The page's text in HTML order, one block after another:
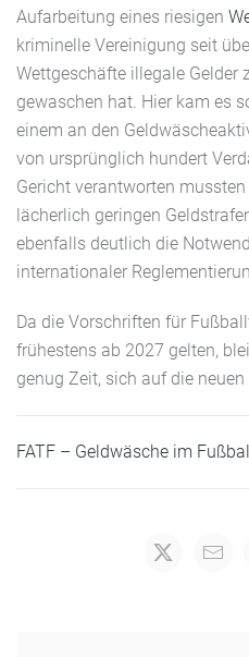
Aufarbeitung eines riesigen
kriminelle Vereinigung seit
Wettgeschäfte illegale Gelder
gewaschen hat. Hier kam es
einem an den
von ursprünglich hundert
Gericht verantworten
lächerlich geringen
ebenfalls deutlich die
internationaler
Da die Vorschriften für
frühestens ab 2027 gelten,
genug Zeit, sich auf die
FATF – Geldwäsche im